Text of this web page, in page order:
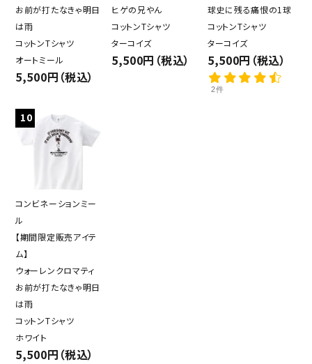
お前が打たなきゃ明日
は雨
コットンTシャツ
オートミール
5,500円（税込）
ヒゲの兄やん
コットンTシャツ
ターコイズ
5,500円（税込）
球史に残る痛恨の1球
コットンTシャツ
ターコイズ
5,500円（税込）
2件
10
コンビネーションミー
ル
【期間限定販売アイテ
ム】
ウォーレンクロマティ
お前が打たなきゃ明日
は雨
コットンTシャツ
ホワイト
5,500円（税込）